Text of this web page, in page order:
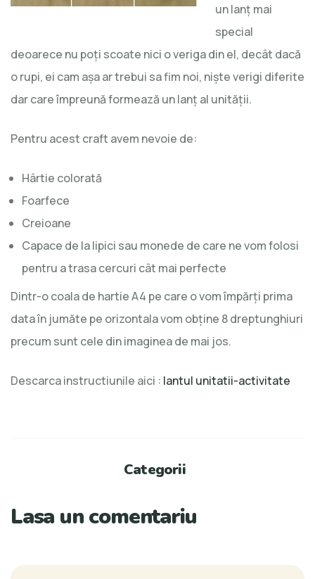
un lanţ mai
special
deoarece nu poţi scoate nici o veriga din el, decât dacă
o rupi, ei cam aşa ar trebui sa fim noi, nişte verigi diferite
dar care împreună formează un lanţ al unităţii.
Pentru acest craft avem nevoie de:
Hârtie colorată
Foarfece
Creioane
Capace de la lipici sau monede de care ne vom folosi
pentru a trasa cercuri cât mai perfecte
Dintr-o coala de hartie A4 pe care o vom împărţi prima
data în jumăte pe orizontala vom obţine 8 dreptunghiuri
precum sunt cele din imaginea de mai jos.
Descarca instructiunile aici : lantul unitatii-activitate
Categorii
Lasa un comentariu